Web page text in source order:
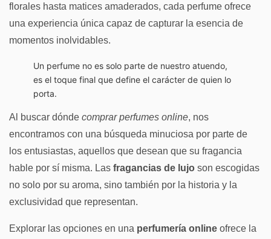
florales hasta matices amaderados, cada perfume ofrece
una experiencia única capaz de capturar la esencia de
momentos inolvidables.
Un perfume no es solo parte de nuestro atuendo,
es el toque final que define el carácter de quien lo
porta.
Al buscar dónde comprar perfumes online, nos
encontramos con una búsqueda minuciosa por parte de
los entusiastas, aquellos que desean que su fragancia
hable por sí misma. Las fragancias de lujo son escogidas
no solo por su aroma, sino también por la historia y la
exclusividad que representan.
Explorar las opciones en una perfumería online ofrece la